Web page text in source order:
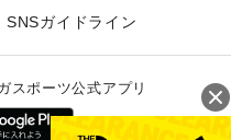
SNSガイドライン
スポーツ公式アプリ